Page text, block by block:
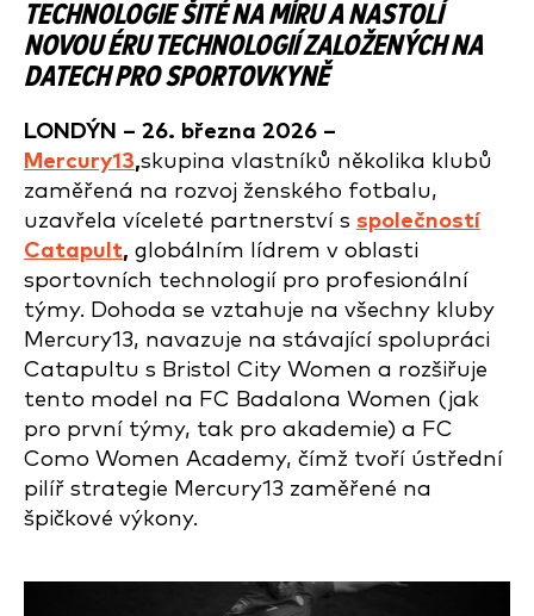
TECHNOLOGIE ŠITÉ NA MÍRU A NASTOLÍ
NOVOU ÉRU TECHNOLOGIÍ ZALOŽENÝCH NA
DATECH PRO SPORTOVKYNĚ
LONDÝN – 26. března 2026 –
Mercury13,skupina vlastníků několika klubů
zaměřená na rozvoj ženského fotbalu,
uzavřela víceleté partnerství s společností
Catapult, globálním lídrem v oblasti
sportovních technologií pro profesionální
týmy. Dohoda se vztahuje na všechny kluby
Mercury13, navazuje na stávající spolupráci
Catapultu s Bristol City Women a rozšiřuje
tento model na FC Badalona Women (jak
pro první týmy, tak pro akademie) a FC
Como Women Academy, čímž tvoří ústřední
pilíř strategie Mercury13 zaměřené na
špičkové výkony.